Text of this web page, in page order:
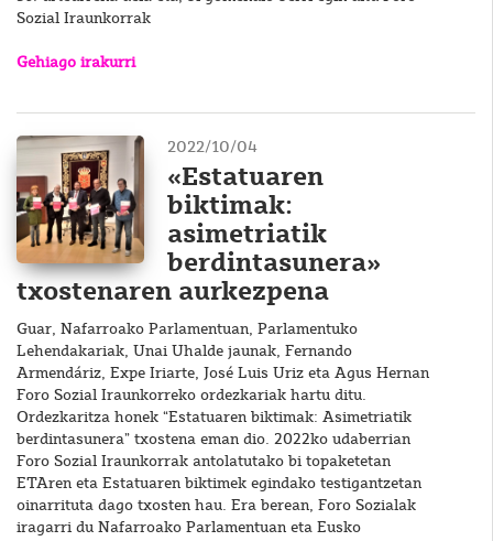
Sozial Iraunkorrak
Gehiago irakurri
2022/10/04
«Estatuaren
biktimak:
asimetriatik
berdintasunera»
txostenaren aurkezpena
Guar, Nafarroako Parlamentuan, Parlamentuko
Lehendakariak, Unai Uhalde jaunak, Fernando
Armendáriz, Expe Iriarte, José Luis Uriz eta Agus Hernan
Foro Sozial Iraunkorreko ordezkariak hartu ditu.
Ordezkaritza honek “Estatuaren biktimak: Asimetriatik
berdintasunera” txostena eman dio. 2022ko udaberrian
Foro Sozial Iraunkorrak antolatutako bi topaketetan
ETAren eta Estatuaren biktimek egindako testigantzetan
oinarrituta dago txosten hau. Era berean, Foro Sozialak
iragarri du Nafarroako Parlamentuan eta Eusko